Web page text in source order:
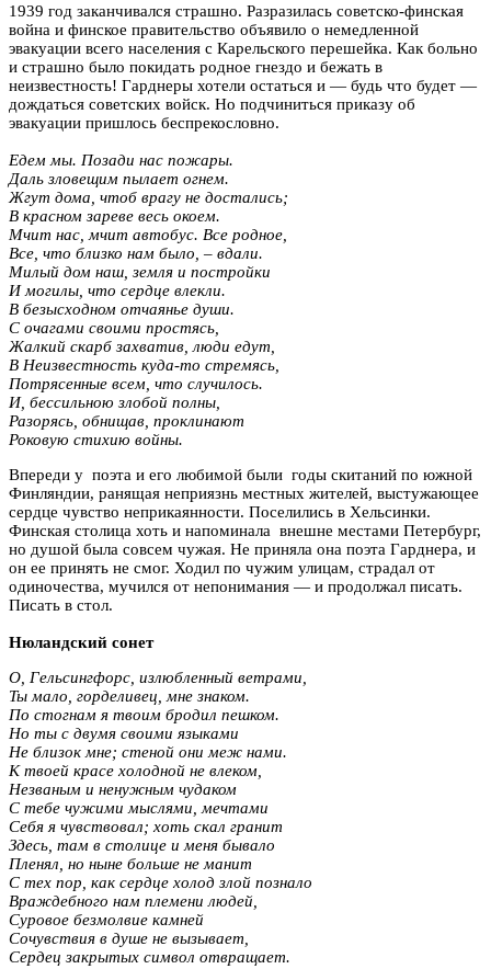
1939 год заканчивался страшно. Разразилась советско-финская
война и финское правительство объявило о немедленной
эвакуации всего населения с Карельского перешейка. Как больно
и страшно было покидать родное гнездо и бежать в
неизвестность! Гарднеры хотели остаться и — будь что будет —
дождаться советских войск. Но подчиниться приказу об
эвакуации пришлось беспрекословно.
Едем мы. Позади нас пожары.
Даль зловещим пылает огнем.
Жгут дома, чтоб врагу не достались;
В красном зареве весь окоем.
Мчит нас, мчит автобус. Все родное,
Все, что близко нам было, – вдали.
Милый дом наш, земля и постройки
И могилы, что сердце влекли.
В безысходном отчаянье души.
С очагами своими простясь,
Жалкий скарб захватив, люди едут,
В Неизвестность куда-то стремясь,
Потрясенные всем, что случилось.
И, бессильною злобой полны,
Разорясь, обнищав, проклинают
Роковую стихию войны.
Впереди у поэта и его любимой были годы скитаний по южной
Финляндии, ранящая неприязнь местных жителей, выстужающее
сердце чувство неприкаянности. Поселились в Хельсинки.
Финская столица хоть и напоминала внешне местами Петербург,
но душой была совсем чужая. Не приняла она поэта Гарднера, и
он ее принять не смог. Ходил по чужим улицам, страдал от
одиночества, мучился от непонимания — и продолжал писать.
Писать в стол.
Нюландский сонет
О, Гельсингфорс, излюбленный ветрами,
Ты мало, горделивец, мне знаком.
По стогнам я твоим бродил пешком.
Но ты с двумя своими языками
Не близок мне; стеной они меж нами.
К твоей красе холодной не влеком,
Незваным и ненужным чудаком
С тебе чужими мыслями, мечтами
Себя я чувствовал; хоть скал гранит
Здесь, там в столице и меня бывало
Пленял, но ныне больше не манит
С тех пор, как сердце холод злой познало
Враждебного нам племени людей,
Суровое безмолвие камней
Сочувствия в душе не вызывает,
Сердец закрытых символ отвращает.